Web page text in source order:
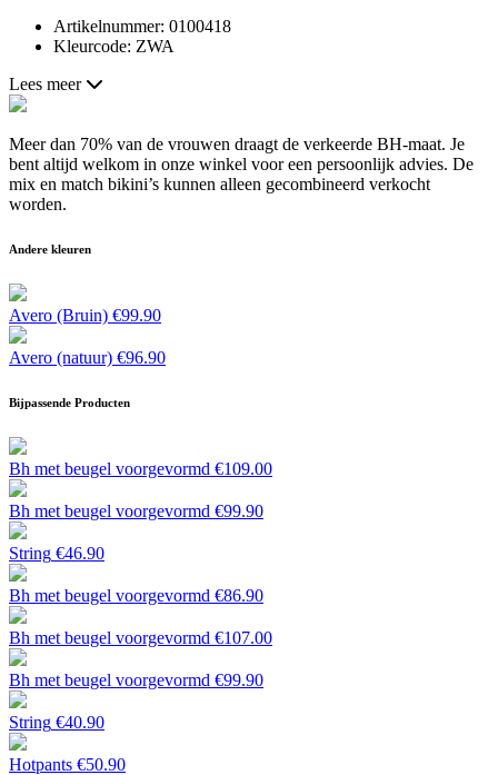
Artikelnummer: 0100418
Kleurcode: ZWA
Lees meer
Meer dan 70% van de vrouwen draagt de verkeerde BH-maat. Je
bent altijd welkom in onze winkel voor een persoonlijk advies. De
mix en match bikini’s kunnen alleen gecombineerd verkocht
worden.
Andere kleuren
Avero (Bruin) €99.90
Avero (natuur) €96.90
Bijpassende Producten
Bh met beugel voorgevormd €109.00
Bh met beugel voorgevormd €99.90
String €46.90
Bh met beugel voorgevormd €86.90
Bh met beugel voorgevormd €107.00
Bh met beugel voorgevormd €99.90
String €40.90
Hotpants €50.90